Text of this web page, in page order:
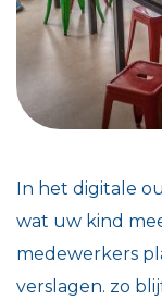
In het digitale
wat uw kind
medewerkers
verslagen. zo